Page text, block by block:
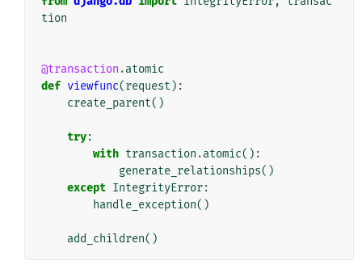
tion
@transaction .atomic
def viewfunc(request ):
create_parent()
try:
with transaction .atomic():
generate_relationships()
except IntegrityError:
handle_exception()
add_children()